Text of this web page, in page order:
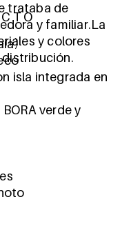
trataba de
y familiar.La
y colores
distribución.
T O
isla integrada en
verde y